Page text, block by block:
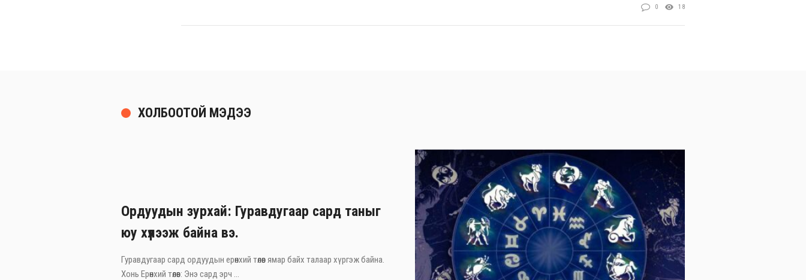
0 18
ХОЛБООТОЙ МЭДЭЭ
Ордуудын зурхай: Гуравдугаар сард таныг
юу хүлээж байна вэ.
Гуравдугаар сард ордуудын ерөнхий төлөв ямар байх талаар хүргэж байна.
Хонь Ерөнхий төлөв: Энэ сард эрч ...